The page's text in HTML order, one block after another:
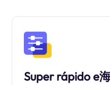
Super rápido e